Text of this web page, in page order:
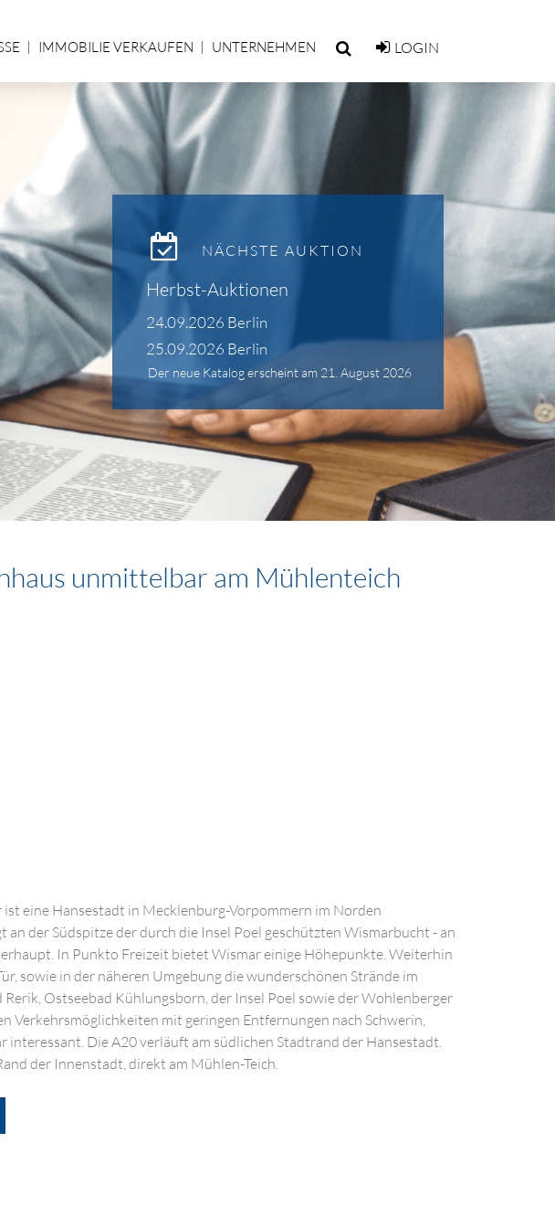
IMMOBILIE VERKAUFEN UNTERNEHMEN LOGIN
NÄCHSTE AUKTION
Herbst-Auktionen
24.09.2026 Berlin
25.09.2026 Berlin
Der neue Katalog erscheint am 21. August 2026
unmittelbar am Mühlenteich
eine Hansestadt in Mecklenburg-Vorpommern im Norden
an der Südspitze der durch die Insel Poel geschützten Wismarbucht - an
In Punkto Freizeit bietet Wismar einige Höhepunkte. Weiterhin
sowie in der näheren Umgebung die wunderschönen Strände im
Ostseebad Kühlungsborn, der Insel Poel sowie der Wohlenberger
Verkehrsmöglichkeiten mit geringen Entfernungen nach Schwerin,
interessant. Die A20 verläuft am südlichen Stadtrand der Hansestadt.
der Innenstadt, direkt am Mühlen-Teich.